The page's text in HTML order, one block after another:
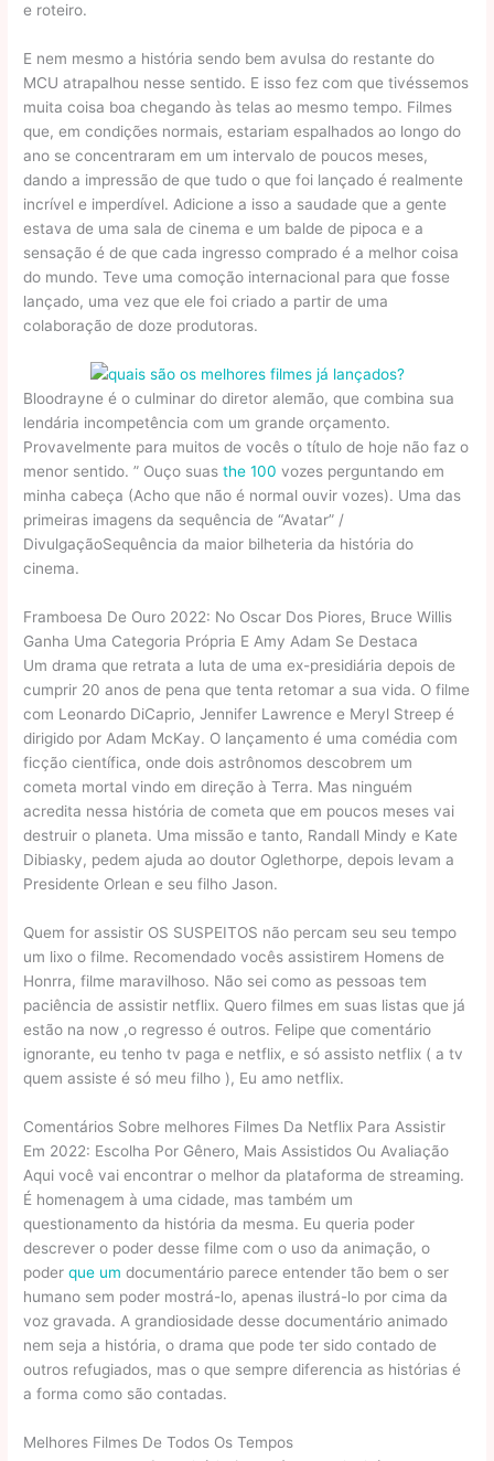
e roteiro.
E nem mesmo a história sendo bem avulsa do restante do
MCU atrapalhou nesse sentido. E isso fez com que tivéssemos
muita coisa boa chegando às telas ao mesmo tempo. Filmes
que, em condições normais, estariam espalhados ao longo do
ano se concentraram em um intervalo de poucos meses,
dando a impressão de que tudo o que foi lançado é realmente
incrível e imperdível. Adicione a isso a saudade que a gente
estava de uma sala de cinema e um balde de pipoca e a
sensação é de que cada ingresso comprado é a melhor coisa
do mundo. Teve uma comoção internacional para que fosse
lançado, uma vez que ele foi criado a partir de uma
colaboração de doze produtoras.
Bloodrayne é o culminar do diretor alemão, que combina sua
lendária incompetência com um grande orçamento.
Provavelmente para muitos de vocês o título de hoje não faz o
menor sentido. ” Ouço suasthe 100 vozes perguntando em
minha cabeça (Acho que não é normal ouvir vozes). Uma das
primeiras imagens da sequência de “Avatar” /
DivulgaçãoSequência da maior bilheteria da história do
cinema.
Framboesa De Ouro 2022: No Oscar Dos Piores, Bruce Willis
Ganha Uma Categoria Própria E Amy Adam Se Destaca
Um drama que retrata a luta de uma ex-presidiária depois de
cumprir 20 anos de pena que tenta retomar a sua vida. O filme
com Leonardo DiCaprio, Jennifer Lawrence e Meryl Streep é
dirigido por Adam McKay. O lançamento é uma comédia com
ficção científica, onde dois astrônomos descobrem um
cometa mortal vindo em direção à Terra. Mas ninguém
acredita nessa história de cometa que em poucos meses vai
destruir o planeta. Uma missão e tanto, Randall Mindy e Kate
Dibiasky, pedem ajuda ao doutor Oglethorpe, depois levam a
Presidente Orlean e seu filho Jason.
Quem for assistir OS SUSPEITOS não percam seu seu tempo
um lixo o filme. Recomendado vocês assistirem Homens de
Honrra, filme maravilhoso. Não sei como as pessoas tem
paciência de assistir netflix. Quero filmes em suas listas que já
estão na now ,o regresso é outros. Felipe que comentário
ignorante, eu tenho tv paga e netflix, e só assisto netflix ( a tv
quem assiste é só meu filho ), Eu amo netflix.
Comentários Sobre melhores Filmes Da Netflix Para Assistir
Em 2022: Escolha Por Gênero, Mais Assistidos Ou Avaliação
Aqui você vai encontrar o melhor da plataforma de streaming.
É homenagem à uma cidade, mas também um
questionamento da história da mesma. Eu queria poder
descrever o poder desse filme com o uso da animação, o
poderque um documentário parece entender tão bem o ser
humano sem poder mostrá-lo, apenas ilustrá-lo por cima da
voz gravada. A grandiosidade desse documentário animado
nem seja a história, o drama que pode ter sido contado de
outros refugiados, mas o que sempre diferencia as histórias é
a forma como são contadas.
Melhores Filmes De Todos Os Tempos